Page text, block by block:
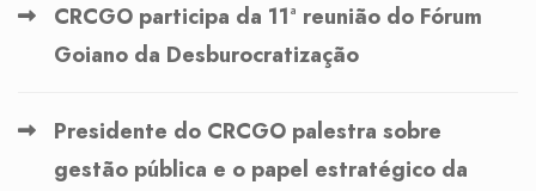
CRCGO participa da 11ª reunião do Fórum
Goiano da Desburocratização
Presidente do CRCGO palestra sobre
gestão pública e o papel estratégico da